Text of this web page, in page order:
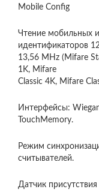
Mobile Config
Чтение мобильных
идентификаторов
13,56 MHz (Mifare
1K, Mifare
Classic 4K, Mifare
Интерфейсы:
TouchMemory.
Режим
считывателей.
Датчик